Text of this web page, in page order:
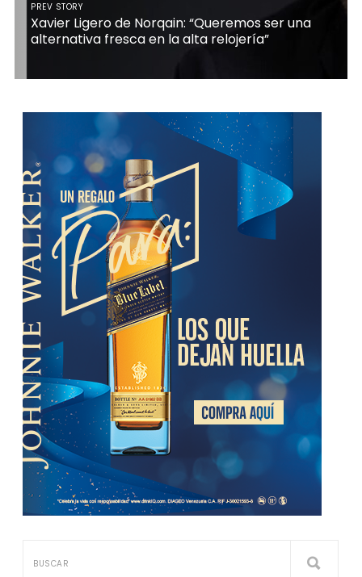
PREV STORY
Xavier Ligero de Norqain: “Queremos ser una
alternativa fresca en la alta relojería”